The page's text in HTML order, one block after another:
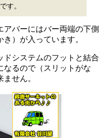
す。
バーにはバー両端の下側
）が入っています。
ドシステムのフットと結合
なるので（スリットがな
せん。